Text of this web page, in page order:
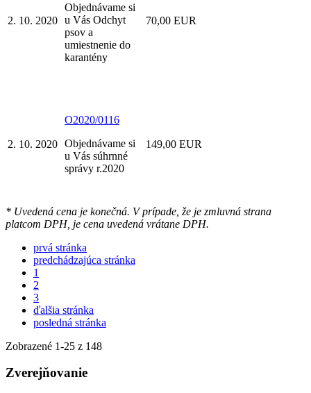
2. 10. 2020
Objednávame si
u Vás Odchyt
psov a
umiestnenie do
karantény
70,00 EUR
2. 10. 2020
O2020/0116
Objednávame si
u Vás súhrnné
správy r.2020
149,00 EUR
* Uvedená cena je konečná. V prípade, že je zmluvná strana
platcom DPH, je cena uvedená vrátane DPH.
prvá stránka
predchádzajúca stránka
1
2
3
ďalšia stránka
posledná stránka
Zobrazené 1-25 z 148
Zverejňovanie